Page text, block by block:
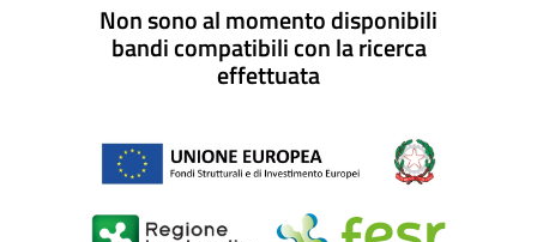
Non sono al momento disponibili
bandi compatibili con la ricerca
effettuata